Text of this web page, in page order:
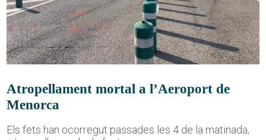
Atropellament mortal a l’Aeroport de
Menorca
Els fets han ocorregut passades les 4 de la matinada,